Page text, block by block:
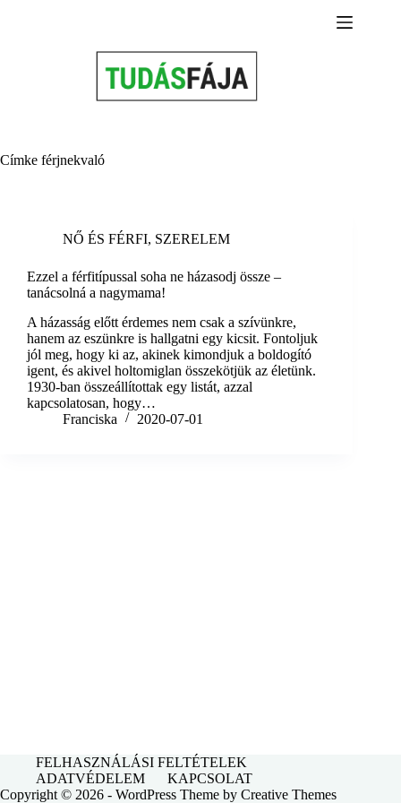
Címke férjnekvaló
NŐ ÉS FÉRFI, SZERELEM
Ezzel a férfitípussal soha ne házasodj össze –
tanácsolná a nagymama!
A házasság előtt érdemes nem csak a szívünkre,
hanem az eszünkre is hallgatni egy kicsit. Fontoljuk
jól meg, hogy ki az, akinek kimondjuk a boldogító
igent, és akivel holtomiglan összekötjük az életünk.
1930-ban összeállítottak egy listát, azzal
kapcsolatosan, hogy…
Franciska
2020-07-01
FELHASZNÁLÁSI FELTÉTELEK
ADATVÉDELEM
KAPCSOLAT
Copyright © 2026 - WordPress Theme by Creative Themes